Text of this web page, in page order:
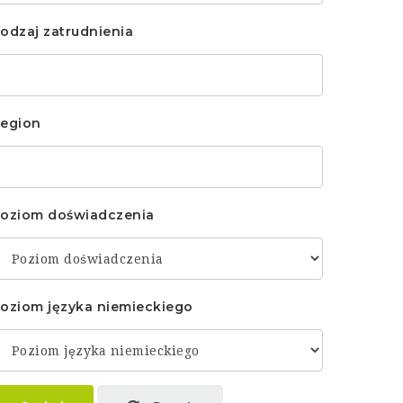
zatrudnienia
doświadczenia
języka niemieckiego